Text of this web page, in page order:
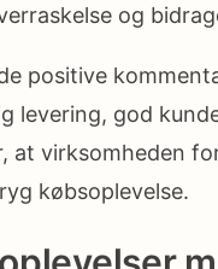
og
positive
levering, god
at virksomheden
købsoplevelse.